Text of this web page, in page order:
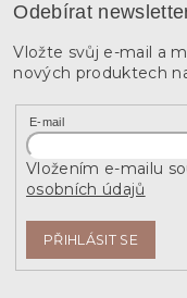
Odebírat
Vložte svůj e-mail a
nových produktech
E-mail
Vložením e-mailu
osobních údajů
PŘIHLÁSIT SE